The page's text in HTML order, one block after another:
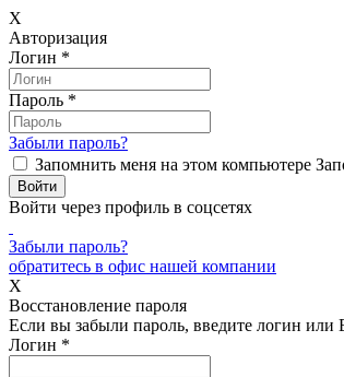
X
Авторизация
Логин *
Пароль *
Забыли пароль?
Запомнить меня на этом компьютере
Войти через профиль в соцсетях
Забыли пароль?
обратитесь в офис нашей компании
X
Восстановление пароля
Если вы забыли пароль, введите логин или
Логин *